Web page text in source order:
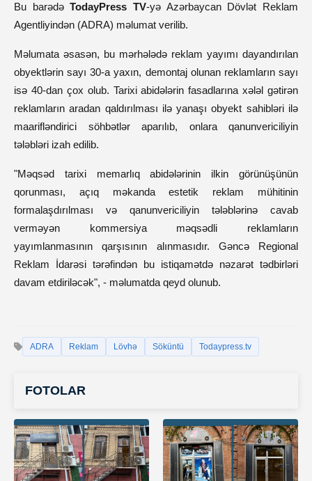
Bu barədəTodayPress TV-yə Azərbaycan Dövlət Reklam
Agentliyindən (ADRA) məlumat verilib.
Məlumata əsasən, bu mərhələdə reklam yayımı dayandırılan
obyektlərin sayı 30-a yaxın, demontaj olunan reklamların sayı
isə 40-dan çox olub. Tarixi abidələrin fasadlarına xələl gətirən
reklamların aradan qaldırılması ilə yanaşı obyekt sahibləri ilə
maarifləndirici söhbətlər aparılıb, onlara qanunvericiliyin
tələbləri izah edilib.
"Məqsəd tarixi memarlıq abidələrinin ilkin görünüşünün
qorunması, açıq məkanda estetik reklam mühitinin
formalaşdırılması və qanunvericiliyin tələblərinə cavab
verməyən kommersiya məqsədli reklamların
yayımlanmasının qarşısının alınmasıdır. Gəncə Regional
Reklam İdarəsi tərəfindən bu istiqamətdə nəzarət tədbirləri
davam etdiriləcək", - məlumatda qeyd olunub.
ADRA Reklam Lövhə Söküntü Todaypress.tv
FOTOLAR